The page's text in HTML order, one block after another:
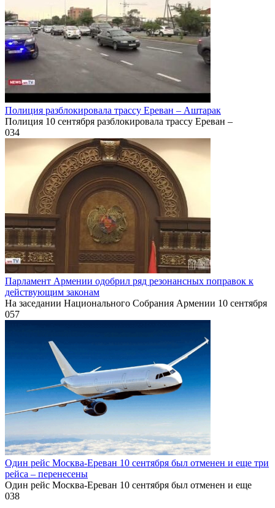
Полиция разблокировала трассу Ереван – Аштарак
Полиция 10 сентября разблокировала трассу Ереван –
034
Парламент Армении одобрил ряд резонансных поправок к
действующим законам
На заседании Национального Собрания Армении 10 сентября
057
Один рейс Москва-Ереван 10 сентября был отменен и еще три
рейса – перенесены
Один рейс Москва-Ереван 10 сентября был отменен и еще
038